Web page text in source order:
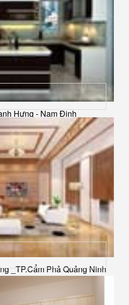
Hưng - Nam Định
_TP.Cẩm Phả Quảng Ninh